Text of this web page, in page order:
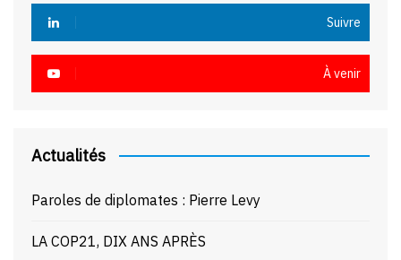
Suivre
À venir
Actualités
Paroles de diplomates : Pierre Levy
LA COP21, DIX ANS APRÈS